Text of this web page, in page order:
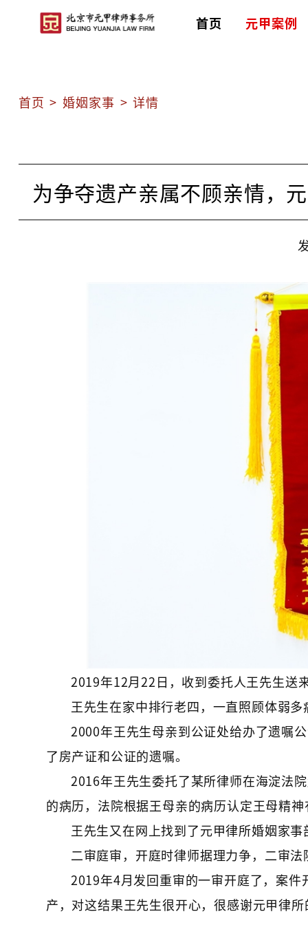
首页 元甲案例
首页 > 婚姻家事 > 详情
为争夺遗产亲属不顾亲情，
2019年12月22日，收到委托人王先生送
王先生在家中排行老四，一直照顾体弱
2000年王先生母亲到公证处给办了遗嘱
了房产证和公证的遗嘱。
2016年王先生委托了某所律师在海淀法
的病历，法院根据王母亲的病历认定王母精
王先生又在网上找到了元甲律所婚姻家
二审庭审，开庭时律师据理力争，二审
2019年4月发回重审的一审开庭了，案
产，对这结果王先生很开心，很感谢元甲律